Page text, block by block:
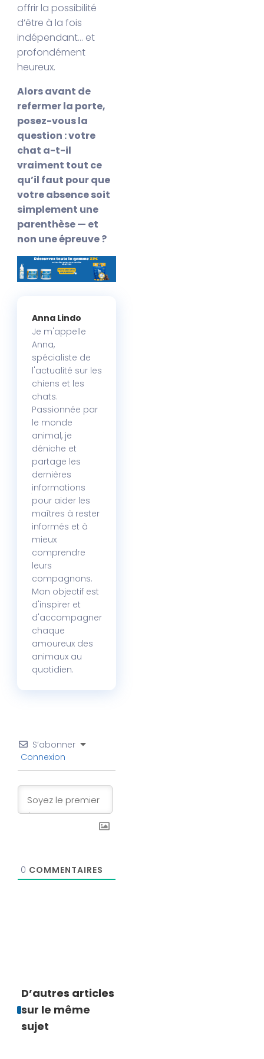
offrir la possibilité
d’être à la fois
indépendant… et
profondément
heureux.
Alors avant de
refermer la porte,
posez-vous la
question : votre
chat a-t-il
vraiment tout ce
qu’il faut pour que
votre absence soit
simplement une
parenthèse — et
non une épreuve ?
Anna Lindo
Je m'appelle
Anna,
spécialiste de
l'actualité sur les
chiens et les
chats.
Passionnée par
le monde
animal, je
déniche et
partage les
dernières
informations
pour aider les
maîtres à rester
informés et à
mieux
comprendre
leurs
compagnons.
Mon objectif est
d'inspirer et
d'accompagner
chaque
amoureux des
animaux au
quotidien.
S’abonner
Connexion
0 COMMENTAIRES
D’autres articles
sur le même
sujet